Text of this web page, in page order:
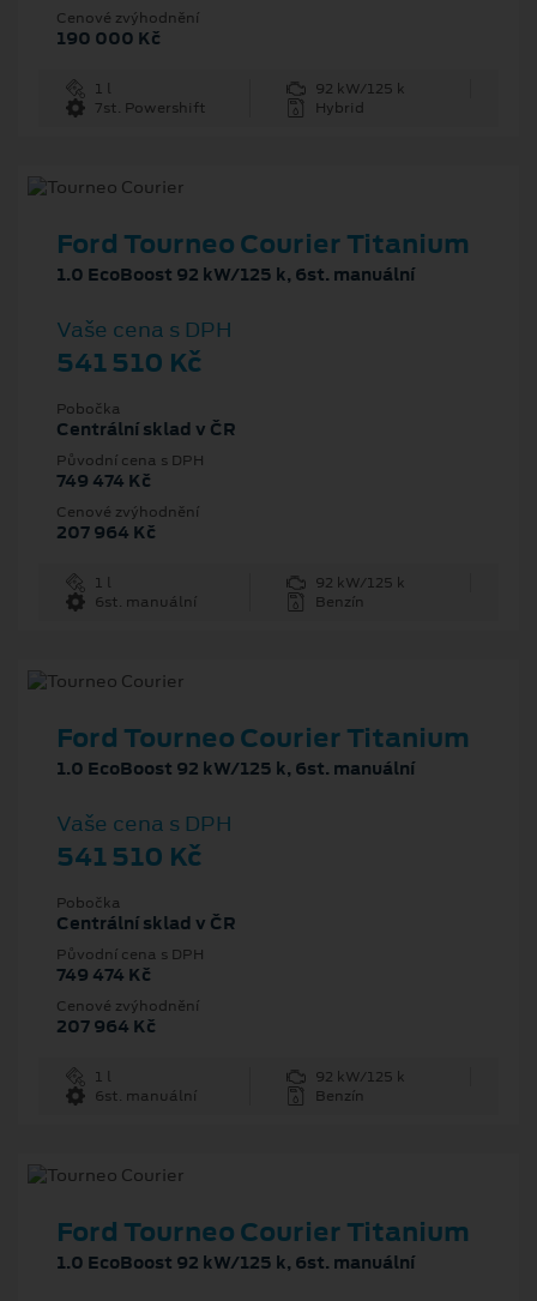
Cenové zvýhodnění
190 000 Kč
1 l
92 kW/125 k
7st. Powershift
Hybrid
Ford Tourneo Courier Titanium
1.0 EcoBoost 92 kW/125 k, 6st. manuální
Vaše cena s DPH
541 510 Kč
Pobočka
Centrální sklad v ČR
Původní cena s DPH
749 474 Kč
Cenové zvýhodnění
207 964 Kč
1 l
92 kW/125 k
6st. manuální
Benzín
Ford Tourneo Courier Titanium
1.0 EcoBoost 92 kW/125 k, 6st. manuální
Vaše cena s DPH
541 510 Kč
Pobočka
Centrální sklad v ČR
Původní cena s DPH
749 474 Kč
Cenové zvýhodnění
207 964 Kč
1 l
92 kW/125 k
6st. manuální
Benzín
Ford Tourneo Courier Titanium
1.0 EcoBoost 92 kW/125 k, 6st. manuální